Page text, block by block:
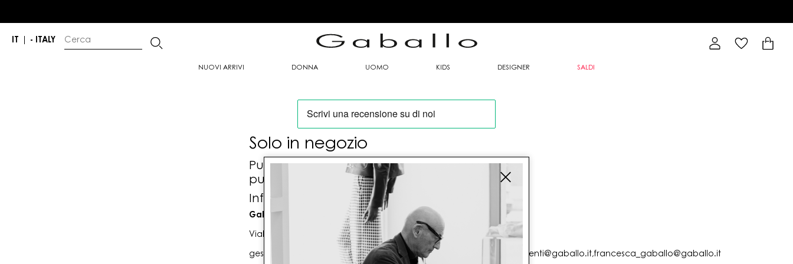
IT - ITALY
NUOVI ARRIVI DONNA UOMO KIDS DESIGNER SALDI
Solo in negozio
Puoi trovare questo articolo solo presso i nostri
punti vendita:
Info contatti
Gaballo Mario srl
Viale G. Matteotti n. 23 00053 Civitavecchia (RM)
gestioneordini@gaballo.it,customercare@sellmasters.it,assistenzaclienti@gaballo.it,francesca_gaballo@gaballo.it